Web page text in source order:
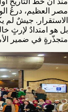
مصر العظيم، درعُ
الاستقرار. جيشٌ لم
بل هو امتدادٌ لإرثٍ
متجذّرةٍ في ضمير